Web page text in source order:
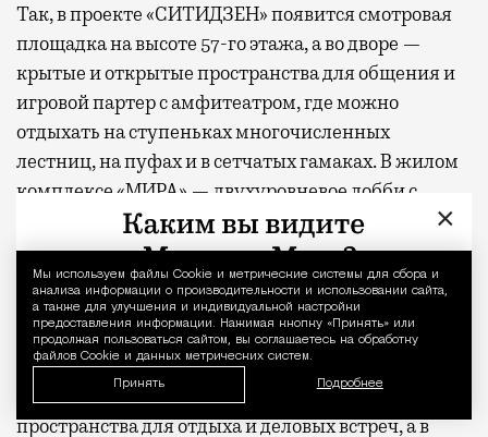
Уведомление
Мы используем файлы Сookie и метрические системы для сбора и
анализа информации о производительности и использовании сайта,
а также для улучшения и индивидуальной настройки
предоставления информации. Нажимая кнопку «Принять» или
продолжая пользоваться сайтом, вы соглашаетесь на обработку
файлов Cookie и данных метрических систем.
Принять Подробнее
Так, в проекте «СИТИДЗЕН» появится смотровая
площадка на высоте 57-го этажа, а во дворе —
крытые и открытые пространства для общения и
игровой партер с амфитеатром, где можно
отдыхать на ступеньках многочисленных
лестниц, на пуфах и в сетчатых гамаках. В жилом
комплексе «МИРА» — двухуровневое лобби с
выходом в парк, фитнес-студией и всесезонной
чайной верандой во дворе. В «С5» —
многоуровневое арт-пространство на крыше,
переговорные, студия йоги и отдельно стоящий
ресторан авторской кухни. В новом премиальном
проекте MR, клубном доме «26 ПАРКВЬЮ», на
первых этажах предусмотрены уютные
пространства для отдыха и деловых встреч, а в
×